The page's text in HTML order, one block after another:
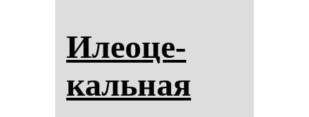
Иле­оце­
каль­ная